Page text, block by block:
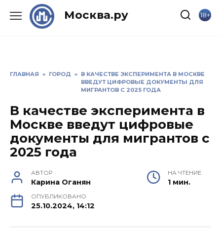
Москва.ру 18+
ГЛАВНАЯ » ГОРОД » В КАЧЕСТВЕ ЭКСПЕРИМЕНТА В МОСКВЕ
ВВЕДУТ ЦИФРОВЫЕ ДОКУМЕНТЫ ДЛЯ
МИГРАНТОВ С 2025 ГОДА
В качестве эксперимента в
Москве введут цифровые
документы для мигрантов с
2025 года
АВТОР
Карина Оганян
НА ЧТЕНИЕ
1 мин.
ОПУБЛИКОВАНО
25.10.2024, 14:12